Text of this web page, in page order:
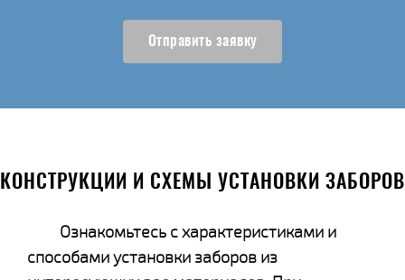
Отправить заявку
КОНСТРУКЦИИ И СХЕМЫ УСТАНОВКИ ЗАБОРОВ
Ознакомьтесь с характеристиками и
способами установки заборов из